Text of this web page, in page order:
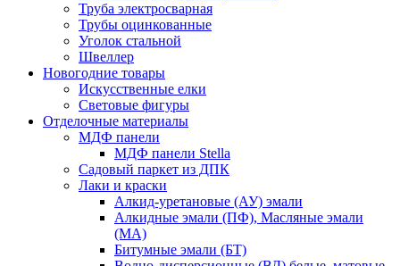
Труба электросварная
Трубы оцинкованные
Уголок стальной
Швеллер
Новогодние товары
Искусственные елки
Световые фигуры
Отделочные материалы
МДФ панели
МДФ панели Stella
Садовый паркет из ДПК
Лаки и краски
Алкид-уретановые (АУ) эмали
Алкидные эмали (ПФ), Масляные эмали
(МА)
Битумные эмали (БТ)